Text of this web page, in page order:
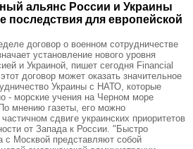
альянс России и Украины
последствия для европейской
договор о военном сотрудничестве
установление нового уровня
и Украиной, пишет сегодня Financial
договор может оказать значительное
Украины с НАТО, которые
- морские учения на Черном море
мнению газеты, его можно
сдвиге украинских приоритетов
от Запада к России. "Быстро
с Москвой представляют собой